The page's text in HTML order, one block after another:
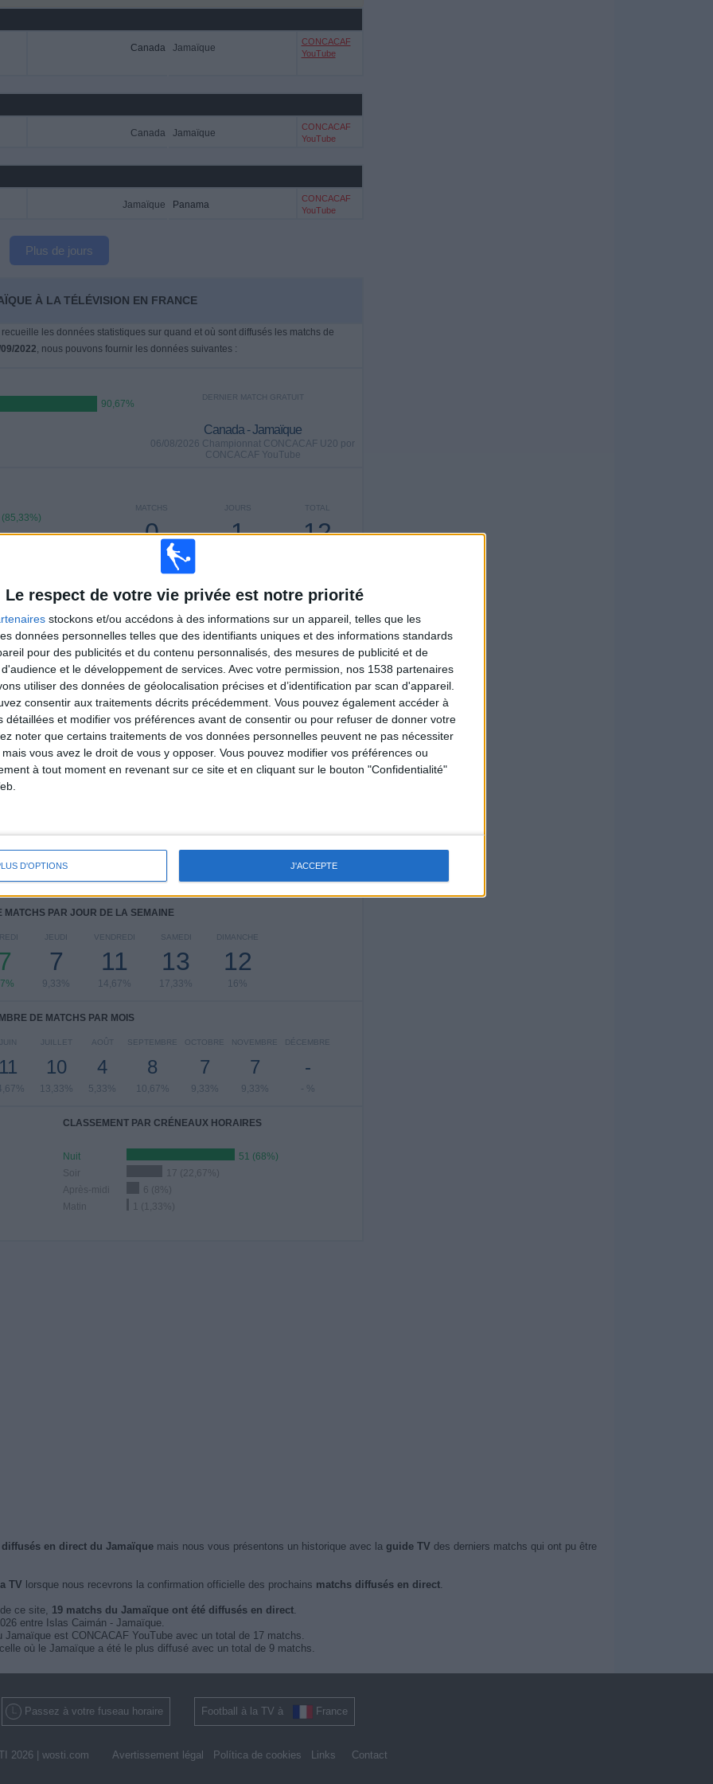
Le respect de votre vie privée est notre priorité
stockons et/ou accédons à des informations sur un appareil, telles que les
données personnelles telles que des identifiants uniques et des informations standards
pour des publicités et du contenu personnalisés, des mesures de publicité et de
et le développement de services. Avec votre permission, nos 1538 partenaires
utiliser des données de géolocalisation précises et d’identification par scan d'appareil.
consentir aux traitements décrits précédemment. Vous pouvez également accéder à
détaillées et modifier vos préférences avant de consentir ou pour refuser de donner votre
noter que certains traitements de vos données personnelles peuvent ne pas nécessiter
vous avez le droit de vous y opposer. Vous pouvez modifier vos préférences ou
à tout moment en revenant sur ce site et en cliquant sur le bouton "Confidentialité"
D'OPTIONS J'ACCEPTE
Canada Jamaïque
CONCACAF
YouTube
Canada Jamaïque
CONCACAF
YouTube
Jamaïque Panama
CONCACAF
YouTube
Plus de jours
À LA TÉLÉVISION EN FRANCE
les données statistiques sur quand et où sont diffusés les matchs de
2022, nous pouvons fournir les données suivantes :
90,67%
DERNIER MATCH GRATUIT
Canada - Jamaïque
06/08/2026 Championnat CONCACAF U20 por
CONCACAF YouTube
TOTAL
12
JOURS
1
MATCHS
0
CONSECUTIFS
36
ADVERSAIRES
6
VS Canada
12
COMPÉTITIONS
Voir classement complet
MATCHS PAR JOUR DE LA SEMAINE
JEUDI
7
9,33%
VENDREDI
11
14,67%
SAMEDI
13
17,33%
DIMANCHE
12
16%
DE MATCHS PAR MOIS
JUIN
11
JUILLET
10
13,33%
AOÛT
4
5,33%
SEPTEMBRE
8
10,67%
OCTOBRE
7
9,33%
NOVEMBRE
7
9,33%
DÉCEMBRE
-
- %
CLASSEMENT PAR CRÉNEAUX HORAIRES
Nuit
51 (68%)
Soir
17 (22,67%)
Après-midi
6 (8%)
Matin
1 (1,33%)
en direct du Jamaïquemais nous vous présentons un historique avec la guide TV des derniers matchs qui ont pu être
TV lorsque nous recevrons la confirmation officielle des prochains matchs diffusés en direct.
ce site, 19 matchs du Jamaïque ont été diffusés en direct.
entre Islas Caimán - Jamaïque.
est CONCACAF YouTube avec un total de 17 matchs.
où le Jamaïque a été le plus diffusé avec un total de 9 matchs.
Passez à votre fuseau horaire Football à la TV à France
2026 | wosti.com Avertissement légal Política de cookies Links Contact